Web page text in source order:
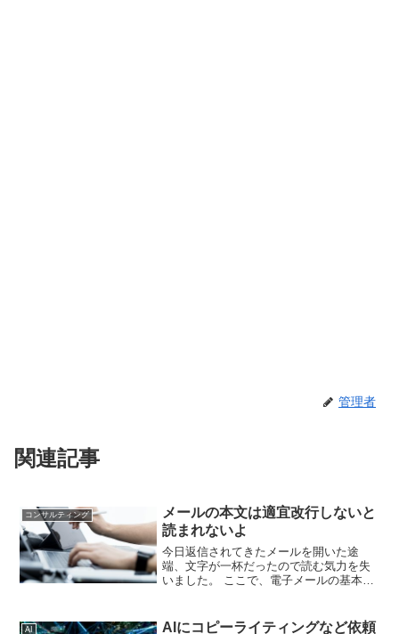
管理者
関連記事
コンサルティング
メールの本文は適宜改行しないと
読まれないよ
今日返信されてきたメールを開いた途
端、文字が一杯だったので読む気力を失
いました。 ここで、電子メールの基本で
私は、学びました。 メールの場合は、も
AI
AIにコピーライティングなど依頼